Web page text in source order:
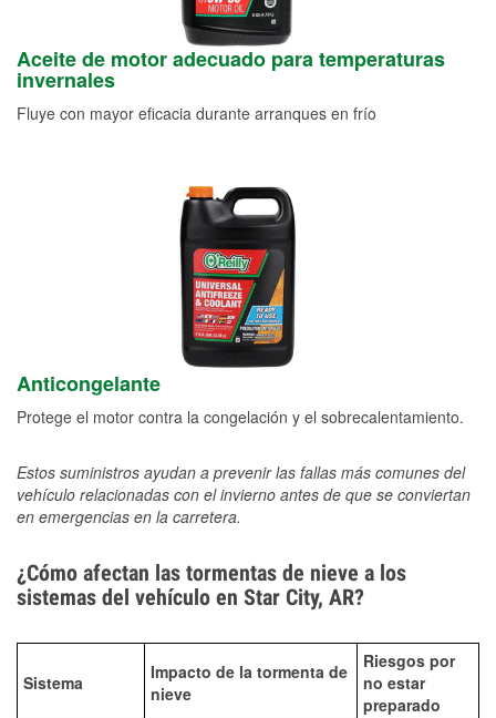
Aceite de motor adecuado para temperaturas
invernales
Fluye con mayor eficacia durante arranques en frío
Anticongelante
Protege el motor contra la congelación y el sobrecalentamiento.
Estos suministros ayudan a prevenir las fallas más comunes del
vehículo relacionadas con el invierno antes de que se conviertan
en emergencias en la carretera.
¿Cómo afectan las tormentas de nieve a los
sistemas del vehículo en Star City, AR?
Sistema
Impacto de la tormenta de
nieve
Riesgos por
no estar
preparado